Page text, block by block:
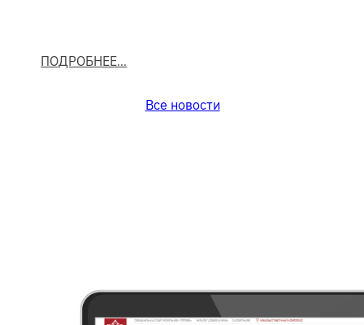
ПОДРОБНЕЕ
Все новости